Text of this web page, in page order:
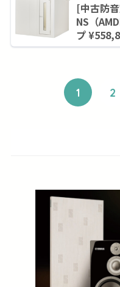
[中古防
NS（
プ
1 2